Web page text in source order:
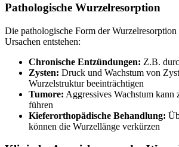
Pathologische Wurzelresorption
Die pathologische Form der
Ursachen entstehen:
Chronische Entzündungen: Z.B.
Zysten: Druck und Wachstum von
Wurzelstruktur beeinträchtigen
Tumore: Aggressives Wachstum kann
führen
Kieferorthopädische Behandlung:
können die Wurzellänge verkürzen